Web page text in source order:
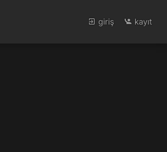
giriş kayıt